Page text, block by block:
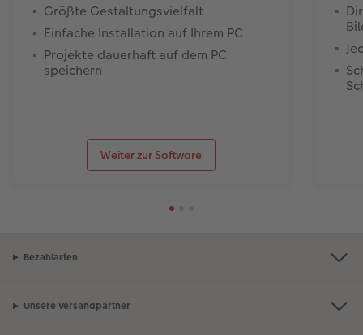
Größte Gestaltungsvielfalt
Einfache Installation auf Ihrem PC
Projekte dauerhaft auf dem PC
speichern
Weiter zur Software
Bezahlarten
Unsere Versandpartner